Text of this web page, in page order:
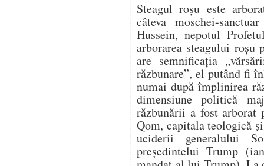
Steagul roșu este
câteva moschei-
Hussein, nepotul
arborarea steagului roșu
are semnificația
răzbunare”, el putând fi
numai după împlinirea
dimensiune politică
răzbunării a fost arborat
Qom, capitala teologică
uciderii generalului
președintelui Trump